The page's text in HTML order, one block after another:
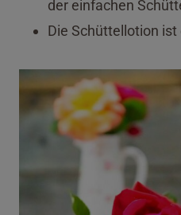
der einfachen
Die Schüttellotion